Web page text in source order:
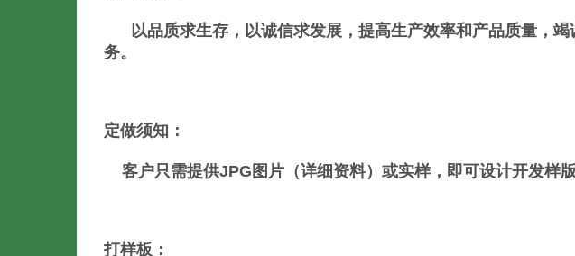
以品质求生存，以诚信求发展，提高生产效率和产品质量，竭
务。
定做须知：
客户只需提供JPG图片（详细资料）或实样，即可设计开发样版
打样板：